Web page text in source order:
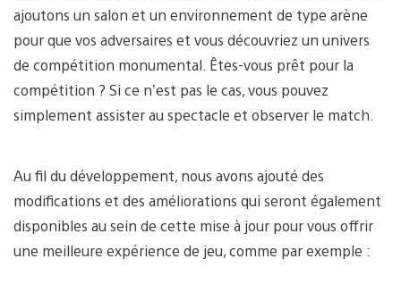
ajoutons un salon et un environnement de type arène
pour que vos adversaires et vous découvriez un univers
de compétition monumental. Êtes-vous prêt pour la
compétition ? Si ce n’est pas le cas, vous pouvez
simplement assister au spectacle et observer le match.
Au fil du développement, nous avons ajouté des
modifications et des améliorations qui seront également
disponibles au sein de cette mise à jour pour vous offrir
une meilleure expérience de jeu, comme par exemple :